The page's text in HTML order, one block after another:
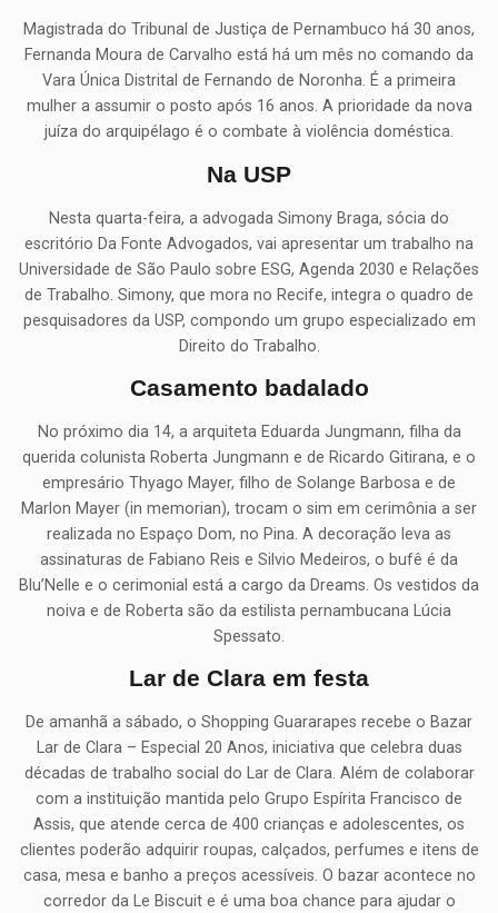
Magistrada do Tribunal de Justiça de Pernambuco há 30 anos,
Fernanda Moura de Carvalho está há um mês no comando da
Vara Única Distrital de Fernando de Noronha. É a primeira
mulher a assumir o posto após 16 anos. A prioridade da nova
juíza do arquipélago é o combate à violência doméstica.
Na USP
Nesta quarta-feira, a advogada Simony Braga, sócia do
escritório Da Fonte Advogados, vai apresentar um trabalho na
Universidade de São Paulo sobre ESG, Agenda 2030 e Relações
de Trabalho. Simony, que mora no Recife, integra o quadro de
pesquisadores da USP, compondo um grupo especializado em
Direito do Trabalho.
Casamento badalado
No próximo dia 14, a arquiteta Eduarda Jungmann, filha da
querida colunista Roberta Jungmann e de Ricardo Gitirana, e o
empresário Thyago Mayer, filho de Solange Barbosa e de
Marlon Mayer (in memorian), trocam o sim em cerimônia a ser
realizada no Espaço Dom, no Pina. A decoração leva as
assinaturas de Fabiano Reis e Silvio Medeiros, o bufê é da
Blu’Nelle e o cerimonial está a cargo da Dreams. Os vestidos da
noiva e de Roberta são da estilista pernambucana Lúcia
Spessato.
Lar de Clara em festa
De amanhã a sábado, o Shopping Guararapes recebe o Bazar
Lar de Clara – Especial 20 Anos, iniciativa que celebra duas
décadas de trabalho social do Lar de Clara. Além de colaborar
com a instituição mantida pelo Grupo Espírita Francisco de
Assis, que atende cerca de 400 crianças e adolescentes, os
clientes poderão adquirir roupas, calçados, perfumes e itens de
casa, mesa e banho a preços acessíveis. O bazar acontece no
corredor da Le Biscuit e é uma boa chance para ajudar o